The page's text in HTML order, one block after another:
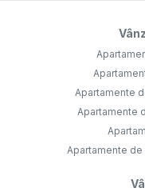
Apartamente
Apartamente
Apartamente de